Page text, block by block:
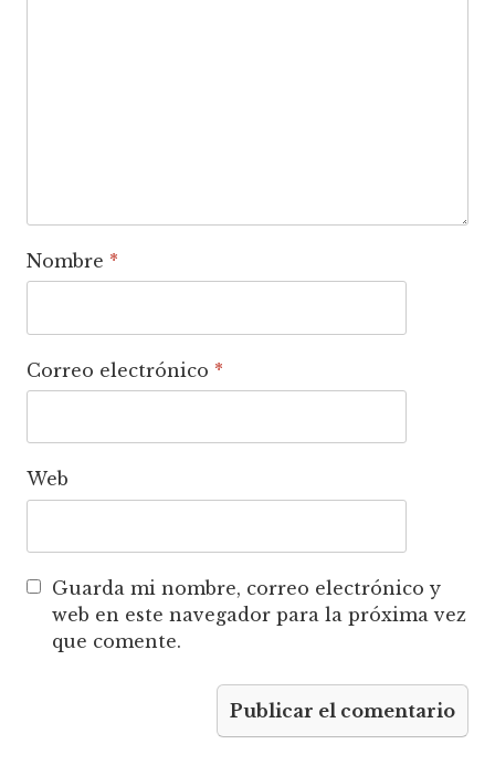
Nombre *
Correo electrónico *
Web
Guarda mi nombre, correo electrónico y
web en este navegador para la próxima vez
que comente.